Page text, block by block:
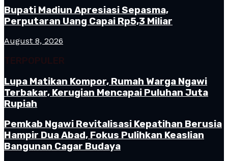
Bupati Madiun Apresiasi Sepasma,
Perputaran Uang Capai Rp5,3 Miliar
August 8, 2026
TERPOPULER
Lupa Matikan Kompor, Rumah Warga Ngawi
Terbakar, Kerugian Mencapai Puluhan Juta
Rupiah
Pemkab Ngawi Revitalisasi Kepatihan Berusia
Hampir Dua Abad, Fokus Pulihkan Keaslian
Bangunan Cagar Budaya